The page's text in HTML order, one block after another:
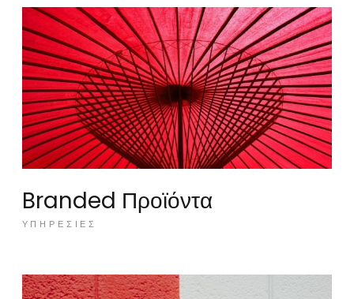
Branded Προϊόντα
ΥΠΗΡΕΣΊΕΣ